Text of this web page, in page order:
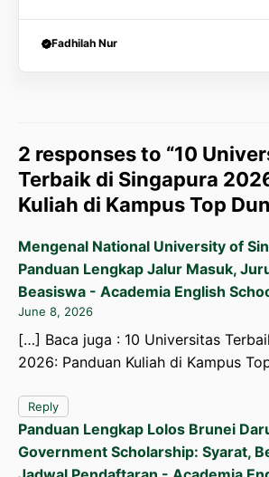
Fadhilah Nur
2 responses to “10
Terbaik di Singapura
Kuliah di Kampus Top
Mengenal National University of
Panduan Lengkap Jalur Masuk,
Beasiswa - Academia English
June 8, 2026
[…] Baca juga : 10 Universitas
2026: Panduan Kuliah di Kampus
Reply
Panduan Lengkap Lolos Brunei
Government Scholarship: Syarat,